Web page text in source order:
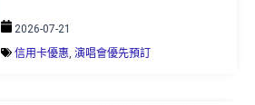
2026-07-21
信用卡優惠, 演唱會優先預訂